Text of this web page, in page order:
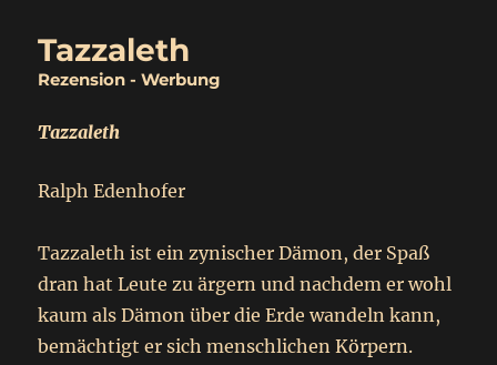
Tazzaleth
Rezension - Werbung
Tazzaleth
Ralph Edenhofer
Tazzaleth ist ein zynischer Dämon, der Spaß
dran hat Leute zu ärgern und nachdem er wohl
kaum als Dämon über die Erde wandeln kann,
bemächtigt er sich menschlichen Körpern.